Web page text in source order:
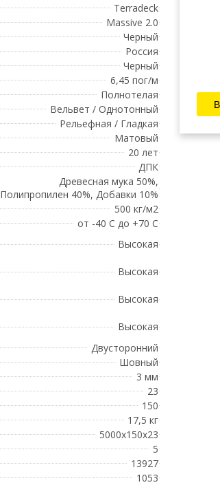
Terradeck
Massive 2.0
Черный
Россия
Черный
6,45 пог/м
Полнотелая
Вельвет / Однотонный
Рельефная / Гладкая
Матовый
20 лет
ДПК
Древесная мука 50%,
Полипропилен 40%, Добавки 10%
500 кг/м2
от -40 С до +70 С
Высокая
Высокая
Высокая
Высокая
Двусторонний
Шовный
3 мм
23
150
17,5 кг
5000x150x23
5
13927
1053